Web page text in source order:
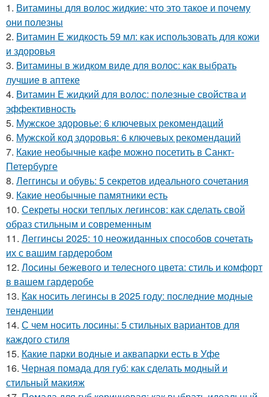
1. Витамины для волос жидкие: что это такое и почему
они полезны
2. Витамин Е жидкость 59 мл: как использовать для кожи
и здоровья
3. Витамины в жидком виде для волос: как выбрать
лучшие в аптеке
4. Витамин Е жидкий для волос: полезные свойства и
эффективность
5. Мужское здоровье: 6 ключевых рекомендаций
6. Мужской код здоровья: 6 ключевых рекомендаций
7. Какие необычные кафе можно посетить в Санкт-
Петербурге
8. Леггинсы и обувь: 5 секретов идеального сочетания
9. Какие необычные памятники есть
10. Секреты носки теплых легинсов: как сделать свой
образ стильным и современным
11. Леггинсы 2025: 10 неожиданных способов сочетать
их с вашим гардеробом
12. Лосины бежевого и телесного цвета: стиль и комфорт
в вашем гардеробе
13. Как носить легинсы в 2025 году: последние модные
тенденции
14. С чем носить лосины: 5 стильных вариантов для
каждого стиля
15. Какие парки водные и аквапарки есть в Уфе
16. Черная помада для губ: как сделать модный и
стильный макияж